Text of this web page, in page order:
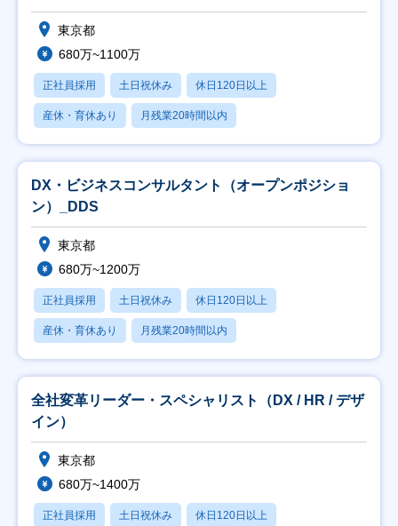
東京都
680万~1100万
正社員採用 土日祝休み 休日120日以上
産休・育休あり 月残業20時間以内
DX・ビジネスコンサルタント（オープンポジショ
ン）_DDS
東京都
680万~1200万
正社員採用 土日祝休み 休日120日以上
産休・育休あり 月残業20時間以内
全社変革リーダー・スペシャリスト（DX / HR / デザ
イン）
東京都
680万~1400万
正社員採用 土日祝休み 休日120日以上